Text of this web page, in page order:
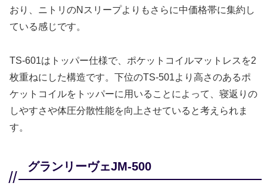
おり、ニトリのNスリープよりもさらに中価格帯に集約し
ている感じです。
TS-601はトッパー仕様で、ポケットコイルマットレスを2
枚重ねにした構造です。下位のTS-501より高さのあるポ
ケットコイルをトッパーに用いることによって、寝返りの
しやすさや体圧分散性能を向上させていると考えられま
す。
グランリーヴェJM-500